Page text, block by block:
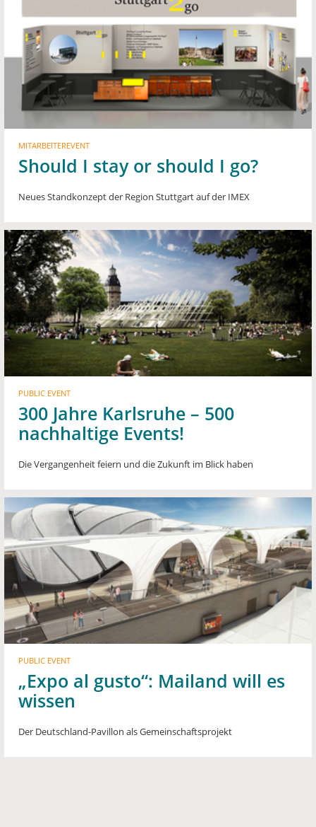
MITARBEITEREVENT
Should I stay or should I go?
Neues Standkonzept der Region Stuttgart auf der IMEX
PUBLIC EVENT
300 Jahre Karlsruhe – 500
nachhaltige Events!
Die Vergangenheit feiern und die Zukunft im Blick haben
PUBLIC EVENT
„Expo al gusto“: Mailand will es
wissen
Der Deutschland-Pavillon als Gemeinschaftsprojekt